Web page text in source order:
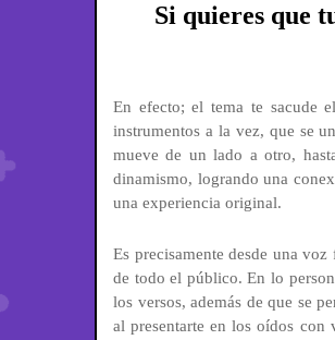
Si quieres que
En efecto; el tema te sacude
instrumentos a la vez, que se
mueve de un lado a otro,
dinamismo, logrando una
una experiencia original.
Es precisamente desde una
de todo el público. En lo
los versos, además de que se
al presentarte en los oídos